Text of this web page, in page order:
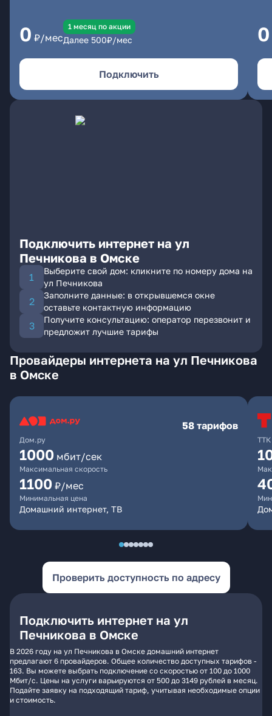
0 ₽/мес
1 месяц по акции
Далее 500₽/мес
Подключить
0
Подключить интернет на ул
Печникова в Омске
Выберите свой дом: кликните по номеру дома на
ул Печникова
Заполните данные: в открывшемся окне
оставьте контактную информацию
Получите консультацию: оператор перезвонит и
предложит лучшие тарифы
Провайдеры интернета на ул Печникова
в Омске
Дом.ру
58 тарифов
1000 мбит/сек
Максимальная скорость
1100 ₽/мес
Минимальная цена
Домашний интернет, ТВ
ТТК
Проверить доступность по адресу
Подключить интернет на ул
Печникова в Омске
В 2026 году на ул Печникова в Омске домашний интернет
предлагают 6 провайдеров. Общее количество доступных тарифов -
163. Вы можете выбрать подключение со скоростью от 100 до 1000
Мбит/с. Цены на услуги варьируются от 500 до 3149 рублей в месяц.
Подайте заявку на подходящий тариф, учитывая необходимые опции
и стоимость.